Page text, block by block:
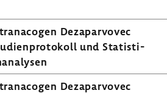
Deza­par­vovec
und Statis­ti­
Deza­par­vovec